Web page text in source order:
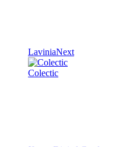
LaviniaNext
Colectic